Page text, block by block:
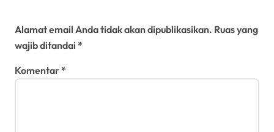
Alamat email Anda tidak akan dipublikasikan. Ruas yang
wajib ditandai *
Komentar*